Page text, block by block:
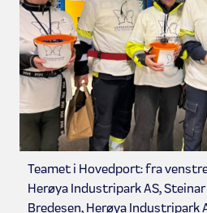
Teamet i Hovedport: fra
Herøya Industripark AS,
Bredesen, Herøya Industripark